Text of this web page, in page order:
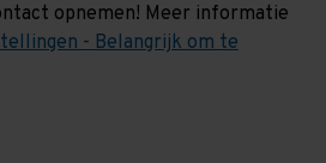
opnemen! Meer informatie
- Belangrijk om te